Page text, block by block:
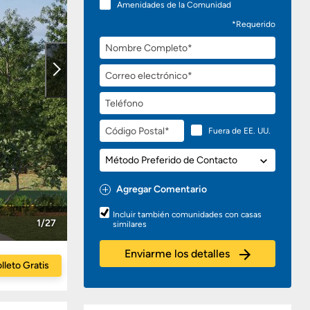
Amenidades de la Comunidad
*Requerido
Nombre
Completo
Correo
electrónico
Teléfono
Código
Postal
Fuera de EE. UU.
Método
Preferido
de
Contacto
Agregar Comentario
Preguntas
o
Comentarios
Incluir también comunidades con casas
similares
Enviarme los detalles
1/27
Gratis